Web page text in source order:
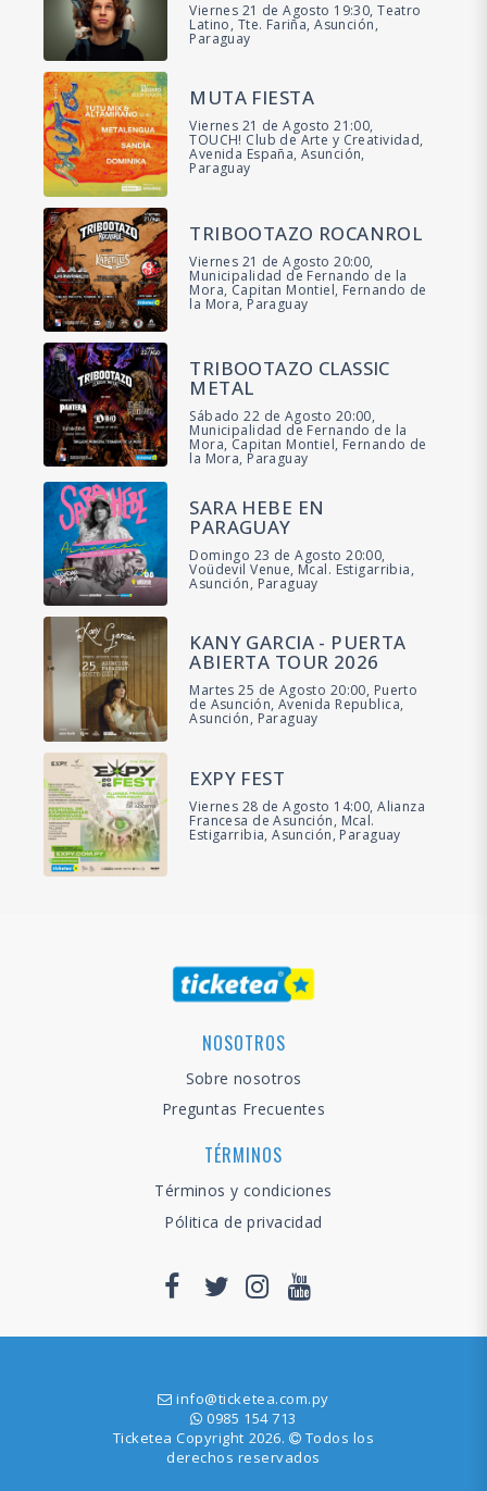
Viernes 21 de Agosto 19:30, Teatro
Latino, Tte. Fariña, Asunción,
Paraguay
MUTA FIESTA
Viernes 21 de Agosto 21:00,
TOUCH! Club de Arte y Creatividad,
Avenida España, Asunción,
Paraguay
TRIBOOTAZO ROCANROL
Viernes 21 de Agosto 20:00,
Municipalidad de Fernando de la
Mora, Capitan Montiel, Fernando de
la Mora, Paraguay
TRIBOOTAZO CLASSIC
METAL
Sábado 22 de Agosto 20:00,
Municipalidad de Fernando de la
Mora, Capitan Montiel, Fernando de
la Mora, Paraguay
SARA HEBE EN
PARAGUAY
Domingo 23 de Agosto 20:00,
Voüdevil Venue, Mcal. Estigarribia,
Asunción, Paraguay
KANY GARCIA - PUERTA
ABIERTA TOUR 2026
Martes 25 de Agosto 20:00, Puerto
de Asunción, Avenida Republica,
Asunción, Paraguay
EXPY FEST
Viernes 28 de Agosto 14:00, Alianza
Francesa de Asunción, Mcal.
Estigarribia, Asunción, Paraguay
NOSOTROS
Sobre nosotros
Preguntas Frecuentes
TÉRMINOS
Términos y condiciones
Pólitica de privacidad
info@ticketea.com.py
0985 154 713
Ticketea Copyright 2026.
Todos los
derechos reservados